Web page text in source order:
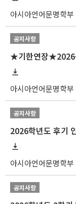
아시아언어문명학부
공지사항
아시아언어문명학부
공지사항
2026학년도 후기
아시아언어문명학부
공지사항